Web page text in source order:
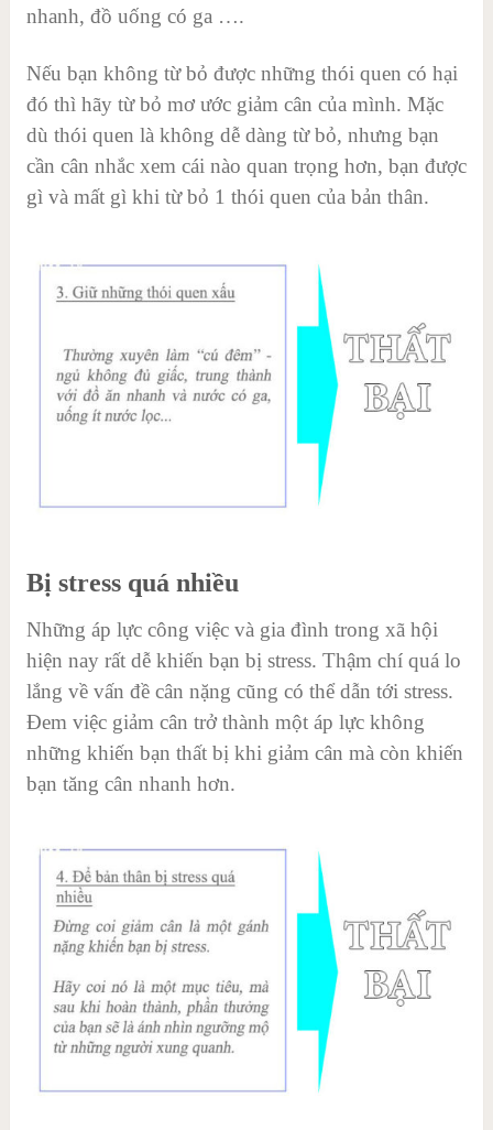
nhanh, đồ uống có ga ….
Nếu bạn không từ bỏ được những thói quen có hại
đó thì hãy từ bỏ mơ ước giảm cân của mình. Mặc
dù thói quen là không dễ dàng từ bỏ, nhưng bạn
cần cân nhắc xem cái nào quan trọng hơn, bạn được
gì và mất gì khi từ bỏ 1 thói quen của bản thân.
Bị stress quá nhiều
Những áp lực công việc và gia đình trong xã hội
hiện nay rất dễ khiến bạn bị stress. Thậm chí quá lo
lắng về vấn đề cân nặng cũng có thể dẫn tới stress.
Đem việc giảm cân trở thành một áp lực không
những khiến bạn thất bị khi giảm cân mà còn khiến
bạn tăng cân nhanh hơn.